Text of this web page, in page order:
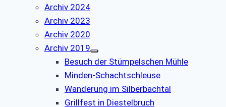
Archiv 2024
Archiv 2023
Archiv 2020
Archiv 2019
Besuch der Stümpelschen Mühle
Minden-Schachtschleuse
Wanderung im Silberbachtal
Grillfest in Diestelbruch